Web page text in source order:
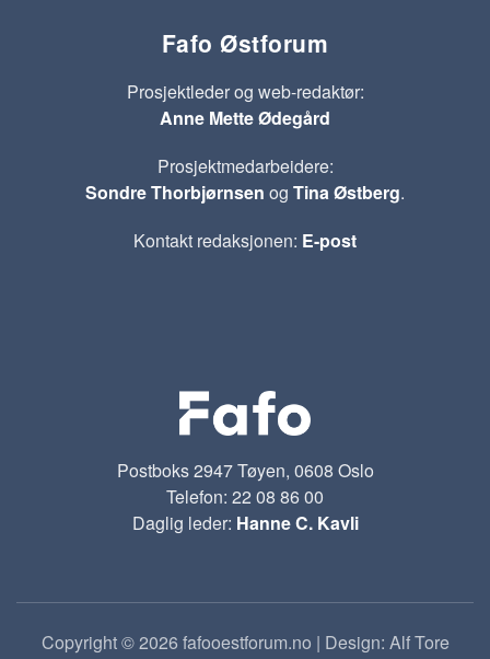
Fafo Østforum
Prosjektleder og web-redaktør:
Anne Mette Ødegård
Prosjektmedarbeidere:
Sondre Thorbjørnsen og Tina Østberg.
Kontakt redaksjonen: E-post
Postboks 2947 Tøyen, 0608 Oslo
Telefon: 22 08 86 00
Daglig leder: Hanne C. Kavli
Copyright © 2026 fafooestforum.no | Design: Alf Tore